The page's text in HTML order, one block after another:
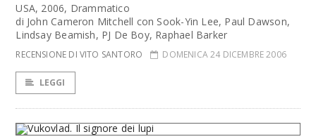
USA, 2006, Drammatico
di John Cameron Mitchell con Sook-Yin Lee, Paul Dawson,
Lindsay Beamish, PJ De Boy, Raphael Barker
RECENSIONE DI VITO SANTORO DOMENICA 24 DICEMBRE 2006
LEGGI